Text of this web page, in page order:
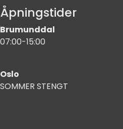
Åpningstider
Brumunddal
07:00-15:00
Oslo
SOMMER STENGT